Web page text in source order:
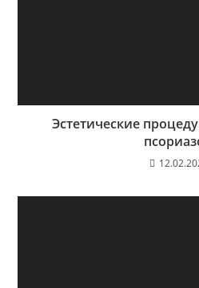
Эстетические